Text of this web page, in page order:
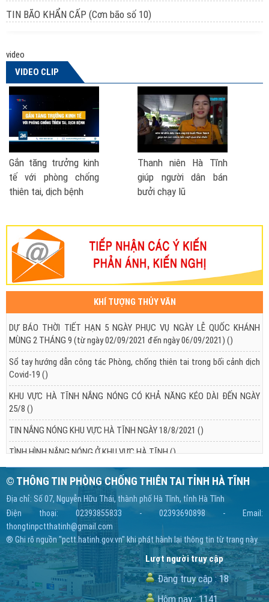
TIN BÃO KHẨN CẤP (Cơn bão số 10)
video
VIDEO CLIP
niên Hà Tĩnh
dân bán
lũ
Phó Thủ tướng nói về
đề xuất thành lập Bộ
Phòng chống thiên tai
KHÍ TƯỢNG THỦY VĂN
DỰ BÁO THỜI TIẾT HẠN 5 NGÀY PHỤC VỤ NGÀY LỄ QUỐC KHÁNH
MÙNG 2 THÁNG 9 (từ ngày 02/09/2021 đến ngày 06/09/2021) ()
Sổ tay hướng dẫn công tác Phòng, chống thiên tai trong bối cảnh dịch
Covid-19 ()
KHU VỰC HÀ TĨNH NẮNG NÓNG CÓ KHẢ NĂNG KÉO DÀI ĐẾN NGÀY
25/8 ()
TIN NẮNG NÓNG KHU VỰC HÀ TĨNH NGÀY 18/8/2021 ()
TÌNH HÌNH NẮNG NÓNG Ở KHU VỰC HÀ TĨNH()
© THÔNG TIN PHÒNG CHỐNG THIÊN TAI TỈNH HÀ TĨNH
Địa chỉ: Số 07, Nguyễn Hữu Thái, thành phố Hà Tĩnh, tỉnh Hà Tĩnh
Điện thoại: 02393855833 - 02393690898 - Email:
thongtinpctthatinh@gmail.com
® Ghi rõ nguồn "pctt.hatinh.gov.vn" khi phát hành lại thông tin từ trang này.
Lượt người truy cập
Đang truy cập : 18
Hôm nay : 1141